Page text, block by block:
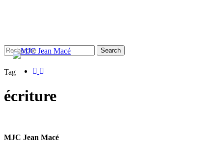
facebook
instagram
Search
Close
Tag
écriture
MJC Jean Macé